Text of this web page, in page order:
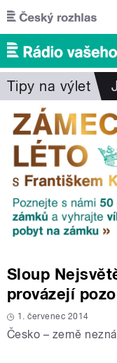
Přejít k hlavnímu
Tipy na výlet
Sloup
provázejí
1. červenec 2014
Česko – země